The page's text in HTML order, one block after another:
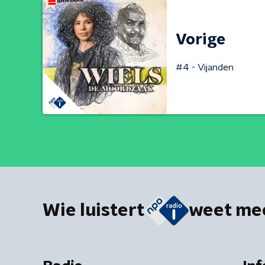
Vorige
#4 - Vijanden
Wie luistert weet